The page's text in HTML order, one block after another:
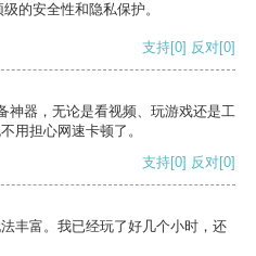
的安全性和隐私保护。
支持[0] 反对[0]
神器，无论是看视频、玩游戏还是工
用担心网速卡顿了。
支持[0] 反对[0]
丰富。我已经玩了好几个小时，还